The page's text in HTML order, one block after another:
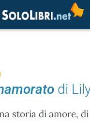
di
storia di amore,